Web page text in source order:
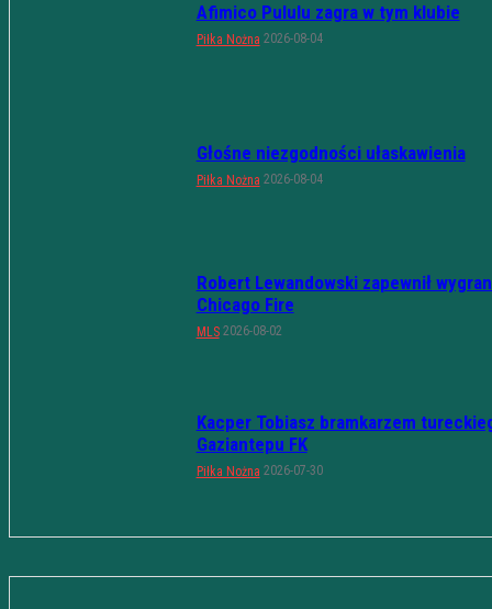
Afimico Pululu zagra w tym klubie
Piłka Nożna 2026-08-04
Głośne niezgodności ułaskawienia
Piłka Nożna 2026-08-04
Robert Lewandowski zapewnił
Chicago Fire
MLS 2026-08-02
Kacper Tobiasz bramkarzem
Gaziantepu FK
Piłka Nożna 2026-07-30